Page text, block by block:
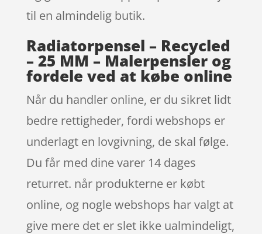
til en almindelig butik.
Radiatorpensel – Recycled
– 25 MM – Malerpensler og
fordele ved at købe online
Når du handler online, er du sikret lidt
bedre rettigheder, fordi webshops er
underlagt en lovgivning, de skal følge.
Du får med dine varer 14 dages
returret. når produkterne er købt
online, og nogle webshops har valgt at
give mere det er slet ikke ualmindeligt,